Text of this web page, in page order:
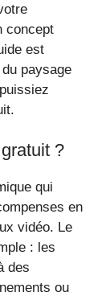
concept
est
paysage
?
qui
en
vidéo. Le
: les
des
ou